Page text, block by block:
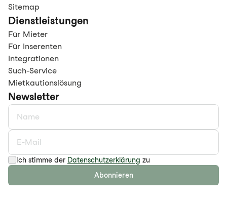
Sitemap
Dienstleistungen
Für Mieter
Für Inserenten
Integrationen
Such-Service
Mietkautionslösung
Newsletter
Ich stimme der Datenschutzerklärung zu
Abonnieren